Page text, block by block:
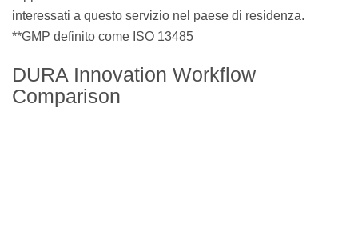
interessati a questo servizio nel paese di residenza.
**GMP definito come ISO 13485
DURA Innovation Workflow
Comparison